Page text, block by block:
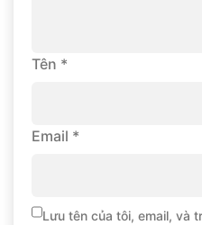
Tên *
Email *
Lưu tên của tôi, email, và